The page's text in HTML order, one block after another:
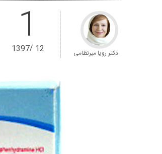
دکتر رویا میرنظامی 1 12
1397